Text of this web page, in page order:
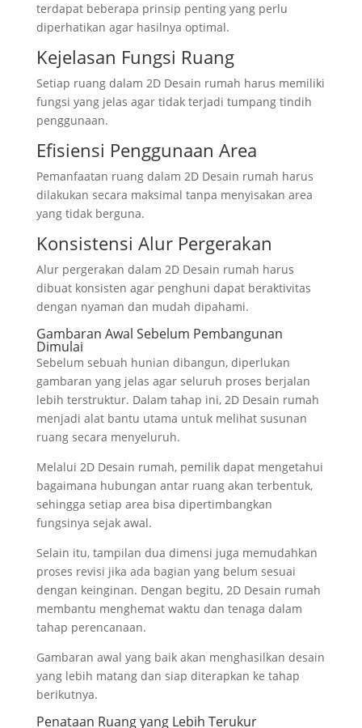
terdapat beberapa prinsip penting yang perlu
diperhatikan agar hasilnya optimal.
Kejelasan Fungsi Ruang
Setiap ruang dalam 2D Desain rumah harus memiliki
fungsi yang jelas agar tidak terjadi tumpang tindih
penggunaan.
Efisiensi Penggunaan Area
Pemanfaatan ruang dalam 2D Desain rumah harus
dilakukan secara maksimal tanpa menyisakan area
yang tidak berguna.
Konsistensi Alur Pergerakan
Alur pergerakan dalam 2D Desain rumah harus
dibuat konsisten agar penghuni dapat beraktivitas
dengan nyaman dan mudah dipahami.
Gambaran Awal Sebelum Pembangunan
Dimulai
Sebelum sebuah hunian dibangun, diperlukan
gambaran yang jelas agar seluruh proses berjalan
lebih terstruktur. Dalam tahap ini, 2D Desain rumah
menjadi alat bantu utama untuk melihat susunan
ruang secara menyeluruh.
Melalui 2D Desain rumah, pemilik dapat mengetahui
bagaimana hubungan antar ruang akan terbentuk,
sehingga setiap area bisa dipertimbangkan
fungsinya sejak awal.
Selain itu, tampilan dua dimensi juga memudahkan
proses revisi jika ada bagian yang belum sesuai
dengan keinginan. Dengan begitu, 2D Desain rumah
membantu menghemat waktu dan tenaga dalam
tahap perencanaan.
Gambaran awal yang baik akan menghasilkan desain
yang lebih matang dan siap diterapkan ke tahap
berikutnya.
Penataan Ruang yang Lebih Terukur